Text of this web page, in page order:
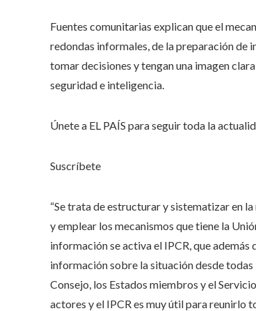
Fuentes comunitarias explican que el
redondas informales, de la preparación de
tomar decisiones y tengan una imagen
seguridad e inteligencia.
Únete a EL PAÍS para seguir toda la
Suscríbete
“Se trata de estructurar y sistematizar en
y emplear los mecanismos que tiene la
información se activa el IPCR, que
información sobre la situación desde
Consejo, los Estados miembros y el
actores y el IPCR es muy útil para reunirlo